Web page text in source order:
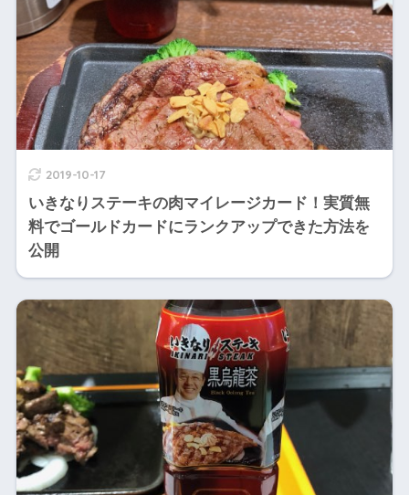
2019-10-17
いきなりステーキの肉マイレージカード！実質無
料でゴールドカードにランクアップできた方法を
公開